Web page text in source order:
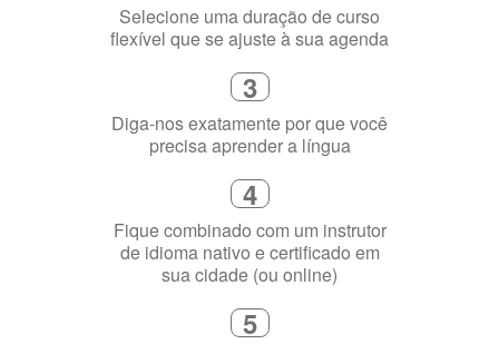
Selecione uma duração de curso
flexível que se ajuste à sua agenda
3
Diga-nos exatamente por que você
precisa aprender a língua
4
Fique combinado com um instrutor
de idioma nativo e certificado em
sua cidade (ou online)
5